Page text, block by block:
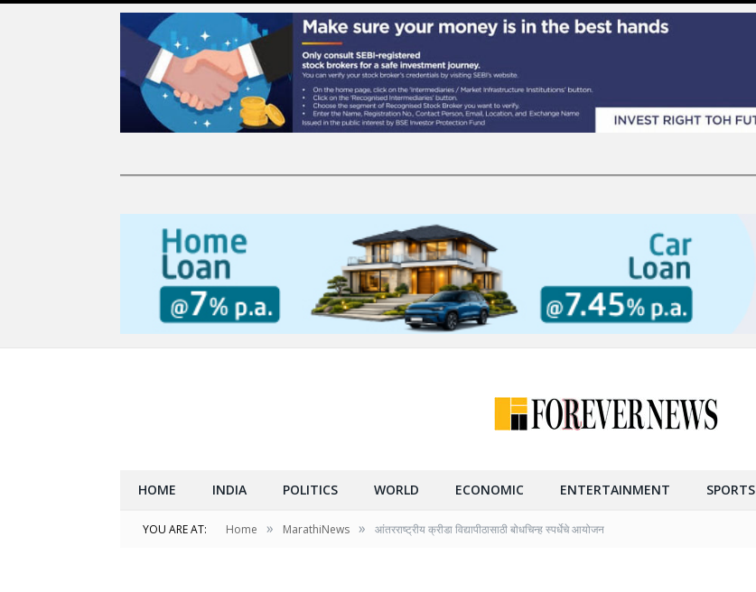
HOME INDIA POLITICS WORLD ECONOMIC ENTERTAINMENT SPORTS
YOU ARE AT: Home » MarathiNews » आंतरराष्ट्रीय क्रीडा विद्यापीठासाठी बोधचिन्ह स्पर्धेचे आयोजन